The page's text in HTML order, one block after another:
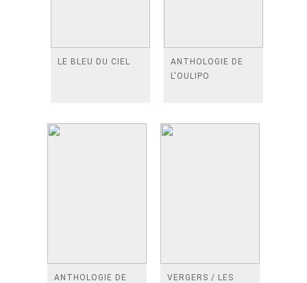
LE BLEU DU CIEL
ANTHOLOGIE DE
L'OULIPO
ANTHOLOGIE DE
VERGERS / LES